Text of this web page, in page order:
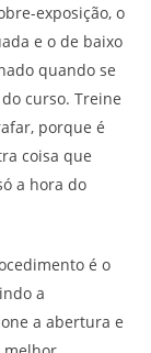
exposição, o
e o de baixo
quando se
curso. Treine
porque é
coisa que
a hora do
é o
a
a abertura e